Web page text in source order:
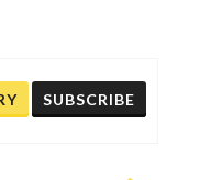
SUBSCRIBE